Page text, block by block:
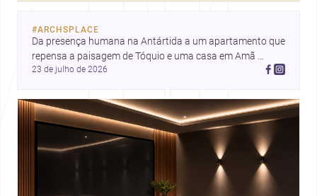
#ARCHSPLACE
Da presença humana na Antártida a um apartamento que
repensa a paisagem de Tóquio e uma casa em Amã
integrada ao terreno. Descubra mais inspirações, projetos
23 de julho de 2026